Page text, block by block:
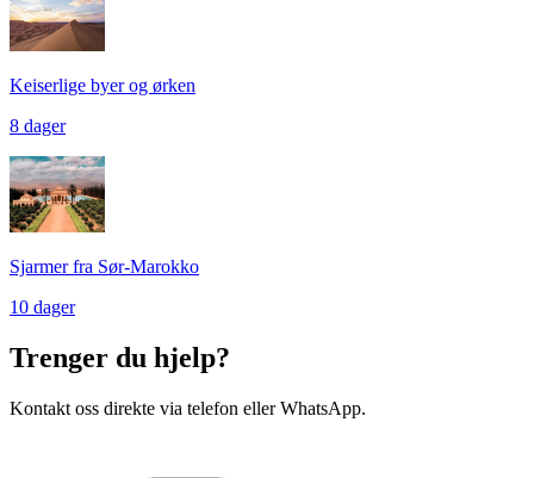
Keiserlige byer og ørken
8 dager
Sjarmer fra Sør-Marokko
10 dager
Trenger du hjelp?
Kontakt oss direkte via telefon eller WhatsApp.